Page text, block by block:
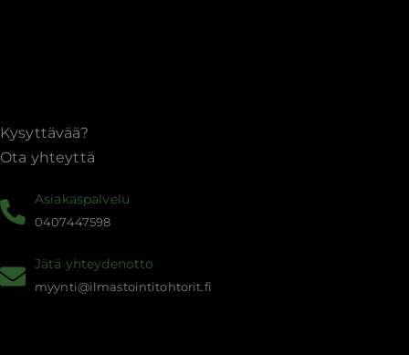
Kysyttävää?
Ota yhteyttä
Asiakaspalvelu
0407447598
Jätä yhteydenotto
myynti@ilmastointitohtorit.fi